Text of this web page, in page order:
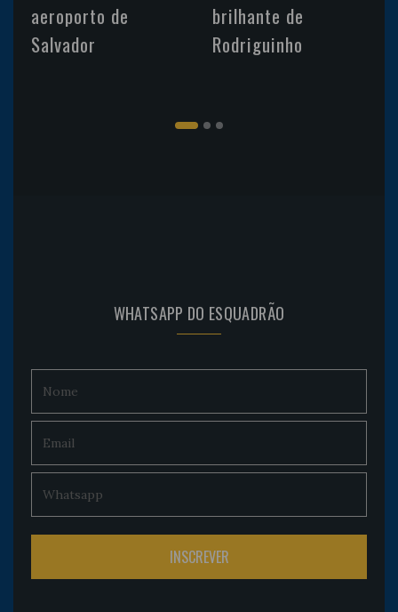
aeroporto de
Salvador
brilhante de
Rodriguinho
WHATSAPP DO ESQUADRÃO